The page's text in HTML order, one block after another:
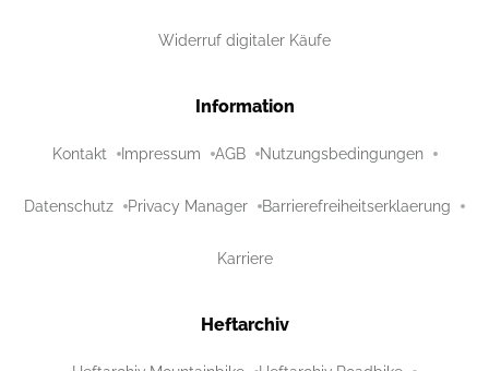
Widerruf digitaler Käufe
Information
Kontakt Impressum AGB Nutzungsbedingungen
Datenschutz Privacy Manager Barrierefreiheitserklaerung
Karriere
Heftarchiv